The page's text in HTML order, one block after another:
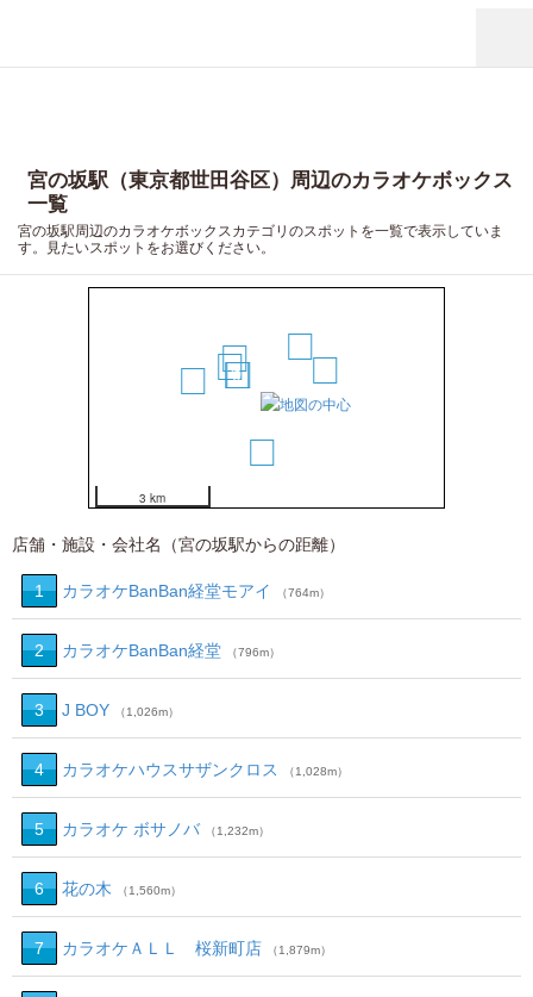
宮の坂駅（東京都世田谷区）周辺のカラオケボックス
一覧
宮の坂駅周辺のカラオケボックスカテゴリのスポットを一覧で表示していま
す。見たいスポットをお選びください。
1
2
34
3 km
店舗・施設・会社名（宮の坂駅からの距離）
1 カラオケBanBan経堂モアイ （764m）
2 カラオケBanBan経堂 （796m）
3 J BOY （1,026m）
4 カラオケハウスサザンクロス （1,028m）
5 カラオケ ボサノバ （1,232m）
6 花の木 （1,560m）
7 カラオケＡＬＬ 桜新町店 （1,879m）